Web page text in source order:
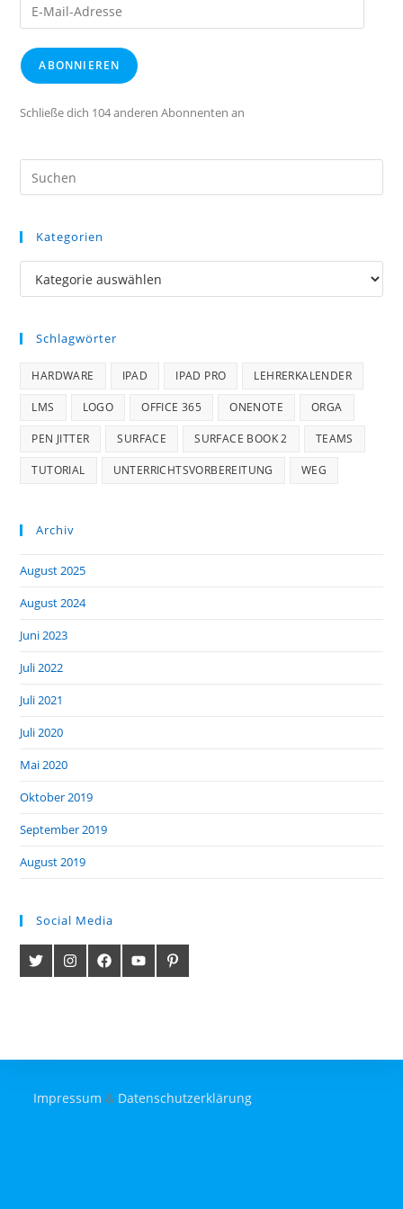
Mail-
Adresse
ABONNIEREN
Schließe dich 104 anderen Abonnenten an
Kategorien
Kategorien
Schlagwörter
HARDWARE IPAD IPAD PRO LEHRERKALENDER
LMS LOGO OFFICE 365 ONENOTE ORGA
PEN JITTER SURFACE SURFACE BOOK 2 TEAMS
TUTORIAL UNTERRICHTSVORBEREITUNG WEG
Archiv
August 2025
August 2024
Juni 2023
Juli 2022
Juli 2021
Juli 2020
Mai 2020
Oktober 2019
September 2019
August 2019
Social Media
Impressum & Datenschutzerklärung